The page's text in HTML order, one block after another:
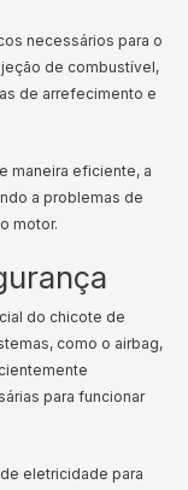
necessários para o
de combustível,
de arrefecimento e
maneira eficiente, a
a problemas de
motor.
do chicote de
como o airbag,
para funcionar
eletricidade para